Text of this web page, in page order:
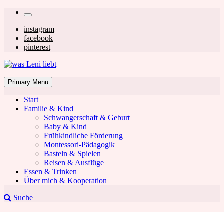
Skip
content
Secondary
left
navigation
Secondary
right
navigation
instagram
facebook
pinterest
was Leni liebt
Mom & Lifestyle Blog
Primary Menu
Start
Familie & Kind
Schwangerschaft & Geburt
Baby & Kind
Frühkindliche Förderung
Montessori-Pädagogik
Basteln & Spielen
Reisen & Ausflüge
Essen & Trinken
Über mich & Kooperation
Suche